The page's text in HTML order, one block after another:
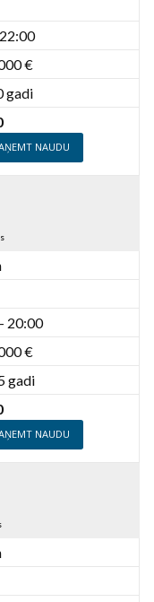
€
gadi
NAUDU
20:00
€
gadi
NAUDU